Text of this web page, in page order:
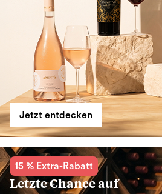
Jetzt entdecken
15 % Extra-Rabatt
Letzte Chance auf